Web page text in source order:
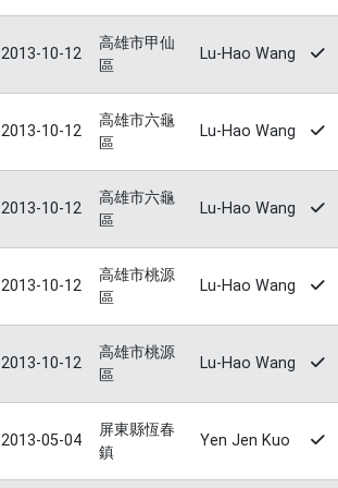
2013-10-12
高雄市甲仙
區
Lu-Hao Wang
2013-10-12
高雄市六龜
區
Lu-Hao Wang
2013-10-12
高雄市六龜
區
Lu-Hao Wang
2013-10-12
高雄市桃源
區
Lu-Hao Wang
2013-10-12
高雄市桃源
區
Lu-Hao Wang
2013-05-04
屏東縣恆春
鎮
Yen Jen Kuo